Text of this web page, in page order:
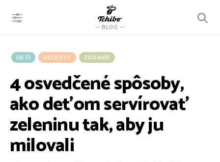
BLOG
VYHĽADÁVANIE
DETI RECEPTY ZDRAVIE
4 osvedčené spôsoby,
ako deťom servírovať
zeleninu tak, aby ju
milovali